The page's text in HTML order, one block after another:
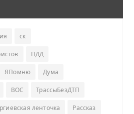
ск
ПДД
ЯПомню Дума
ВОС ТрассыБезДТП
ленточка Рассказ